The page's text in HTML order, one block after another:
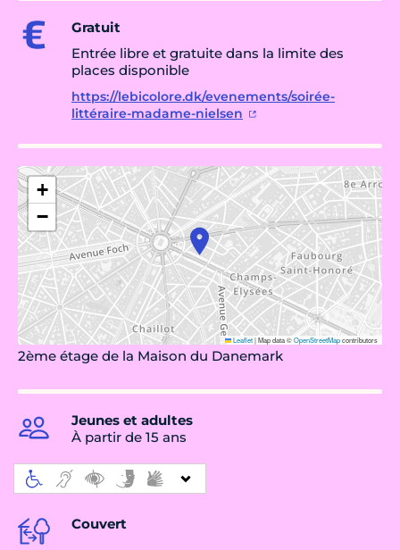
Gratuit
Entrée libre et gratuite dans la limite des
places disponible
https://lebicolore.dk/evenements/soirée-
littéraire-madame-nielsen
+
−
Leaflet|Map data ©OpenStreetMapcontributors
2ème étage de la Maison du Danemark
Jeunes et adultes
À partir de 15 ans
Couvert